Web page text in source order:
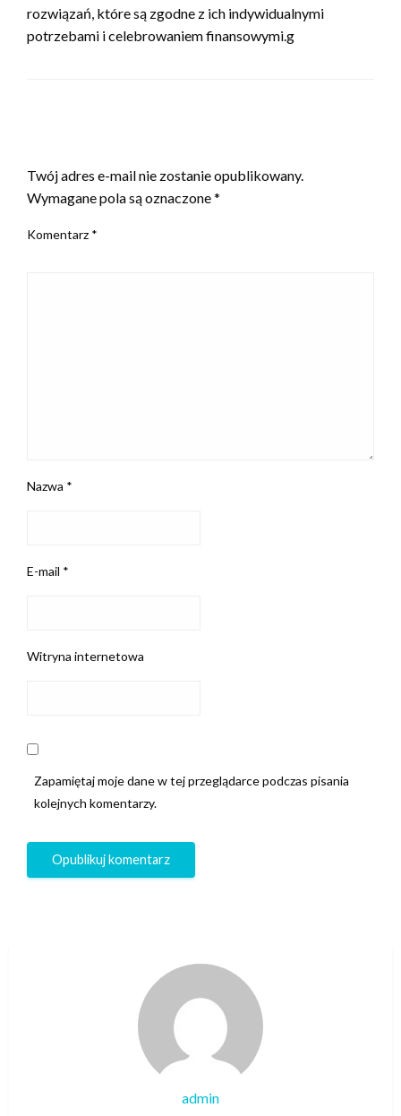
rozwiązań, które są zgodne z ich indywidualnymi
potrzebami i celebrowaniem finansowymi.g
Twój adres e-mail nie zostanie opublikowany.
Wymagane pola są oznaczone*
Komentarz *
Nazwa *
E-mail *
Witryna internetowa
Zapamiętaj moje dane w tej przeglądarce podczas pisania
kolejnych komentarzy.
admin